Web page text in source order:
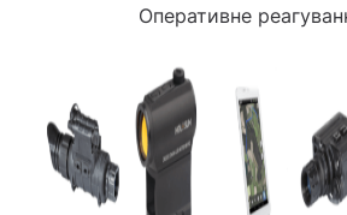
Оперативне